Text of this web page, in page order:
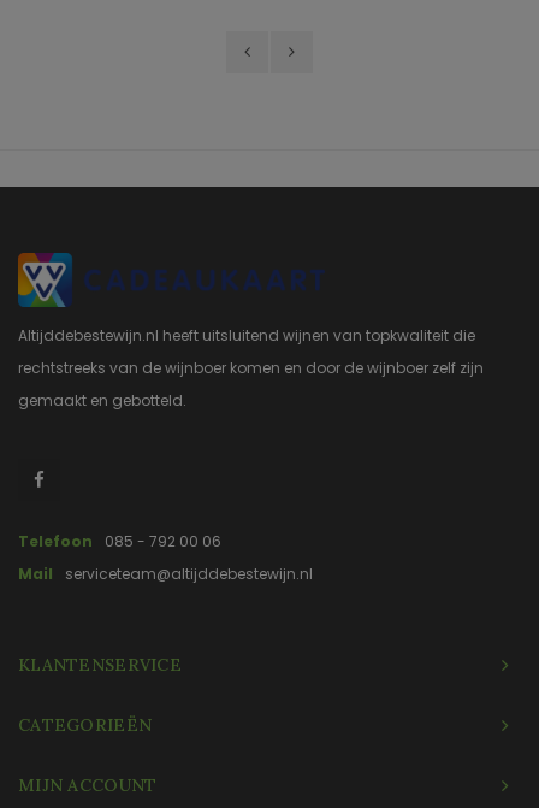
Altijddebestewijn.nl heeft uitsluitend wijnen van topkwaliteit die
rechtstreeks van de wijnboer komen en door de wijnboer zelf zijn
gemaakt en gebotteld.
Telefoon
085 - 792 00 06
Mail
serviceteam@altijddebestewijn.nl
KLANTENSERVICE
CATEGORIEËN
MIJN ACCOUNT